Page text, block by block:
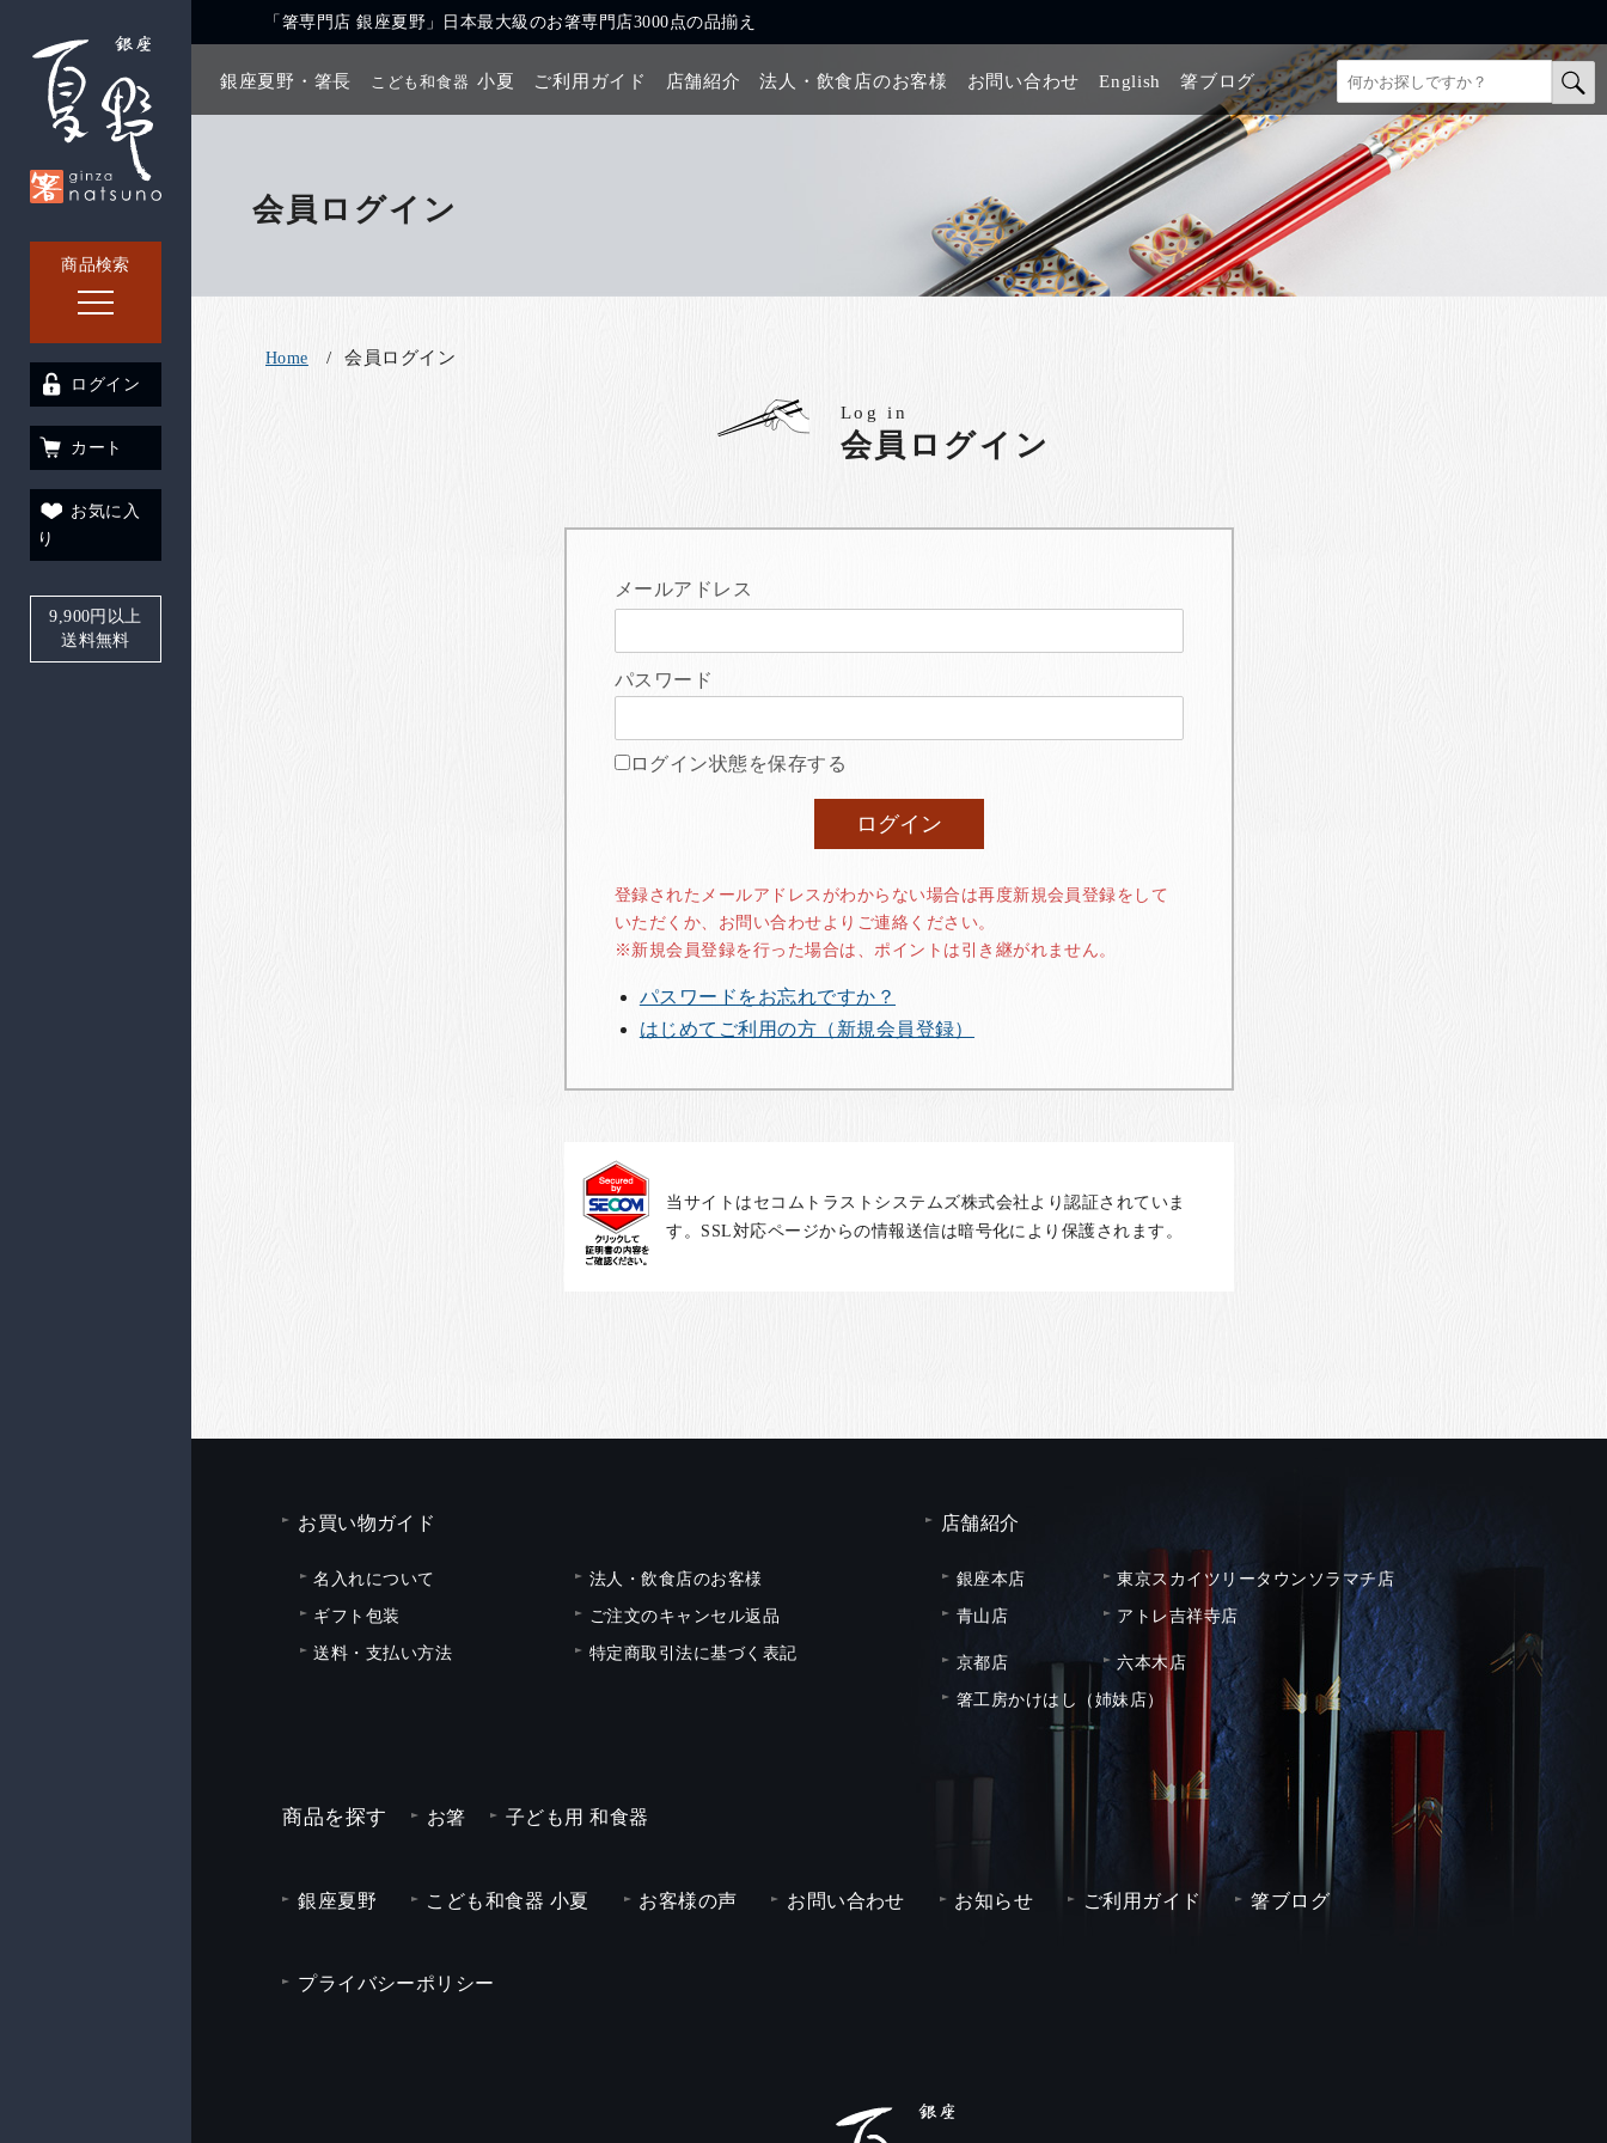
商品検索
「箸専門店 銀座夏野」日本最大級のお箸専門店3000点の品揃え
銀座夏野・箸長 こども和食器 小夏 ご利用ガイド 店舗紹介 法人・飲食店のお客様 お問い合わせ English 箸ブログ
ログイン
カート
お気に入
り
9,900円以上
送料無料
会員ログイン
Home 会員ログイン
Log in
会員ログイン
メールアドレス
パスワード
ログイン状態を保存する
登録されたメールアドレスがわからない場合は再度新規会員登録をして
いただくか、お問い合わせよりご連絡ください。
※新規会員登録を行った場合は、ポイントは引き継がれません。
パスワードをお忘れですか？
はじめてご利用の方（新規会員登録）
当サイトはセコムトラストシステムズ株式会社より認証されていま
す。SSL対応ページからの情報送信は暗号化により保護されます。
お買い物ガイド
名入れについて
法人・飲食店のお客様
ギフト包装
ご注文のキャンセル返品
送料・支払い方法
特定商取引法に基づく表記
店舗紹介
銀座本店
東京スカイツリータウンソラマチ店
青山店
アトレ吉祥寺店
京都店
六本木店
箸工房かけはし（姉妹店）
商品を探す お箸 子ども用 和食器
銀座夏野 こども和食器 小夏 お客様の声 お問い合わせ お知らせ ご利用ガイド 箸ブログ
プライバシーポリシー